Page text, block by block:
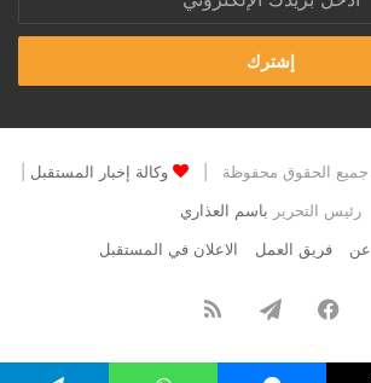
وكالة إخبار المستقبل
رئيس التحرير باسم العذاري
عن فريق العمل الاعلان في المستقبل
فيسبوك تيلقرام
الموقع